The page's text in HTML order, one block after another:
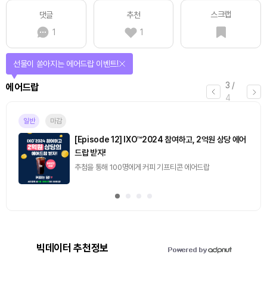
댓글
1
추천
1
스크랩
3 /
4
에어드랍
선물이 쏟아지는 에어드랍 이벤트!
일반 마감
[Episode 12] IXO™2024 참여하고, 2억원 상당 에어
드랍 받자!
추첨을 통해 100명에게 커피 기프티콘 에어드랍
빅데이터 추천정보